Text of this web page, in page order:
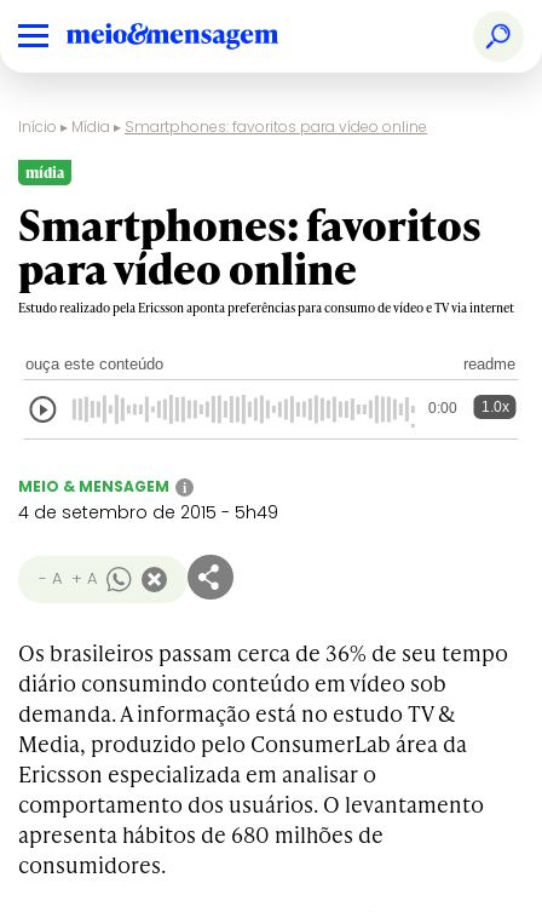
Início ▸ Mídia ▸ Smartphones: favoritos para vídeo online
mídia
Smartphones: favoritos
para vídeo online
Estudo realizado pela Ericsson aponta preferências para consumo de vídeo e TV via internet
ouça este conteúdo readme
0:00 1.0x
MEIO & MENSAGEM i
4 de setembro de 2015 - 5h49
- A + A
Os brasileiros passam cerca de 36% de seu tempo
diário consumindo conteúdo em vídeo sob
demanda. A informação está no estudo TV &
Media, produzido pelo ConsumerLab área da
Ericsson especializada em analisar o
comportamento dos usuários. O levantamento
apresenta hábitos de 680 milhões de
consumidores.